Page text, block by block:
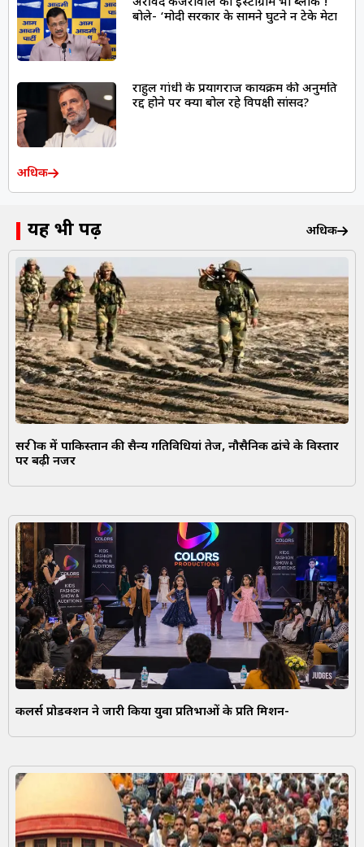
बोले- ‘मोदी सरकार के सामने घुटने न टेके मेटा
राहुल गांधी के प्रयागराज कार्यक्रम की अनुमति
रद्द होने पर क्या बोल रहे विपक्षी सांसद?
अधिक
यह भी पढ़ें अधिक
सर क्रीक में पाकिस्तान की सैन्य गतिविधियां तेज, नौसैनिक ढांचे के विस्तार
पर बढ़ी नजर
कलर्स प्रोडक्शन ने जारी किया युवा प्रतिभाओं के प्रति मिशन-